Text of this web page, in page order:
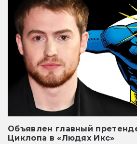
Объявлен главный
Циклопа в «Людях Икс»